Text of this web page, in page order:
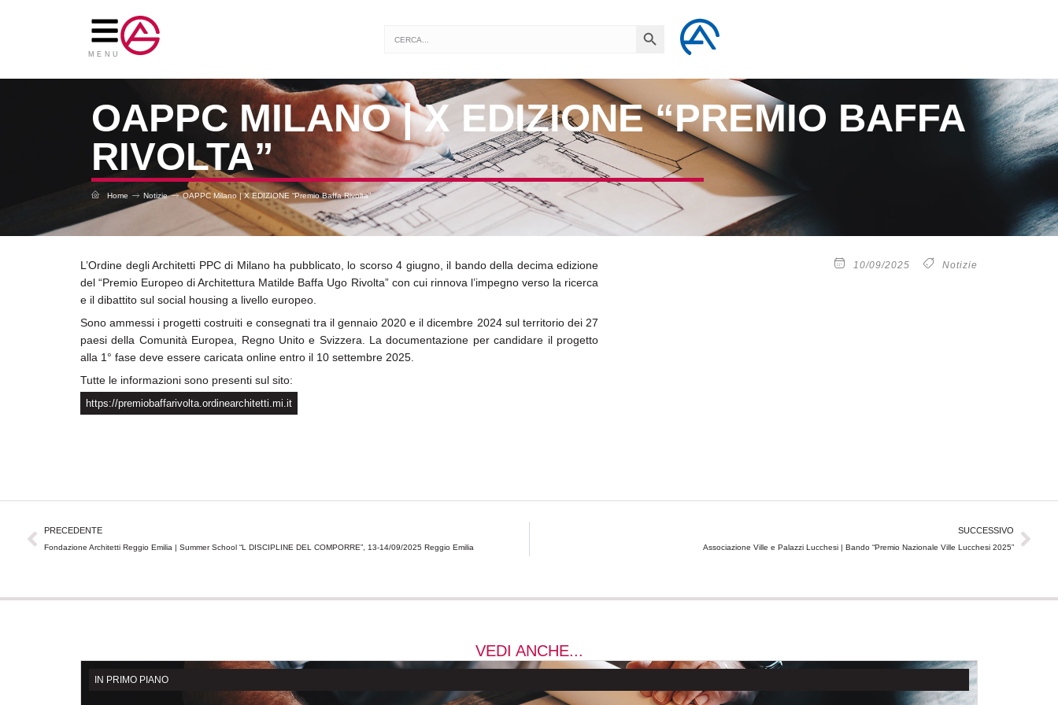
MENU
for:
SEARCH BUTTON
OAPPC MILANO | X EDIZIONE “PREMIO BAFFA
RIVOLTA”
Home Notizie OAPPC Milano | X EDIZIONE “Premio Baffa Rivolta”
L’Ordine degli Architetti PPC di Milano ha pubblicato, lo scorso 4 giugno, il bando della decima edizione
del “Premio Europeo di Architettura Matilde Baffa Ugo Rivolta” con cui rinnova l’impegno verso la ricerca
e il dibattito sul social housing a livello europeo.
Sono ammessi i progetti costruiti e consegnati tra il gennaio 2020 e il dicembre 2024 sul territorio dei 27
paesi della Comunità Europea, Regno Unito e Svizzera. La documentazione per candidare il progetto
alla 1° fase deve essere caricata online entro il 10 settembre 2025.
Tutte le informazioni sono presenti sul sito:
https://premiobaffarivolta.ordinearchitetti.mi.it
10/09/2025 Notizie
Precedente
PRECEDENTE
Fondazione Architetti Reggio Emilia | Summer School “L DISCIPLINE DEL COMPORRE”, 13-14/09/2025 Reggio Emilia
SUCCESSIVO
Associazione Ville e Palazzi Lucchesi | Bando “Premio Nazionale Ville Lucchesi 2025”
VEDI ANCHE...
IN PRIMO PIANO